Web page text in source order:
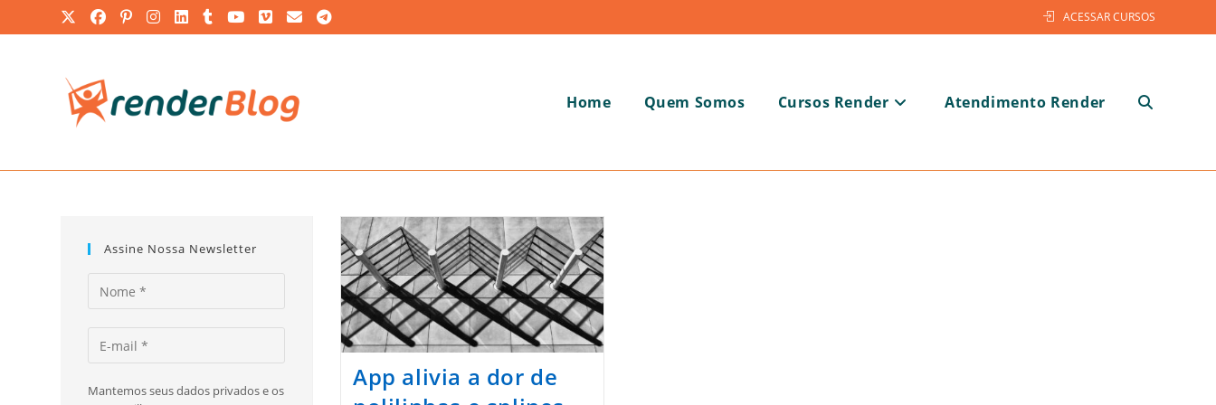
para
ACESSAR CURSOS
Home Quem Somos Cursos Render Atendimento Render Alternar
App alivia a dor de
Assine Nossa Newsletter
Mantemos seus dados privados e os